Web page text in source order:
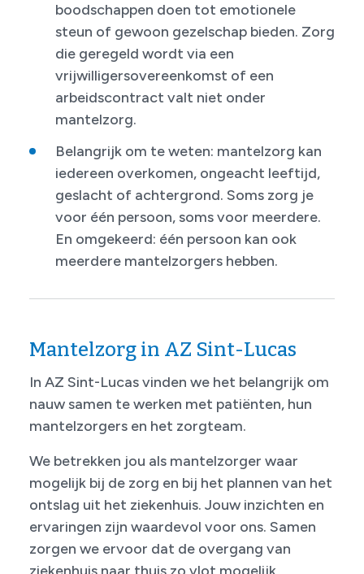
boodschappen doen tot emotionele
steun of gewoon gezelschap bieden. Zorg
die geregeld wordt via een
vrijwilligersovereenkomst of een
arbeidscontract valt niet onder
mantelzorg.
Belangrijk om te weten: mantelzorg kan
iedereen overkomen, ongeacht leeftijd,
geslacht of achtergrond. Soms zorg je
voor één persoon, soms voor meerdere.
En omgekeerd: één persoon kan ook
meerdere mantelzorgers hebben.
Mantelzorg in AZ Sint-Lucas
In AZ Sint-Lucas vinden we het belangrijk om
nauw samen te werken met patiënten, hun
mantelzorgers en het zorgteam.
We betrekken jou als mantelzorger waar
mogelijk bij de zorg en bij het plannen van het
ontslag uit het ziekenhuis. Jouw inzichten en
ervaringen zijn waardevol voor ons. Samen
zorgen we ervoor dat de overgang van